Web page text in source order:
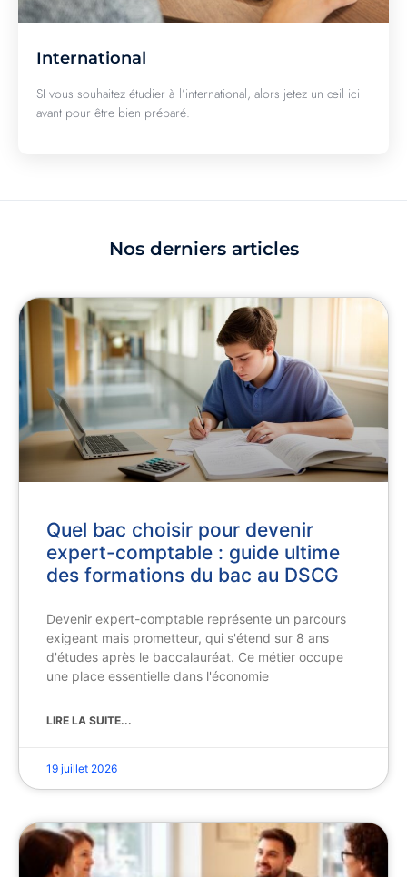
International
SI vous souhaitez étudier à l’international, alors jetez un œil ici
avant pour être bien préparé.
Nos derniers articles
Quel bac choisir pour devenir
expert-comptable : guide ultime
des formations du bac au DSCG
Devenir expert-comptable représente un parcours
exigeant mais prometteur, qui s'étend sur 8 ans
d'études après le baccalauréat. Ce métier occupe
une place essentielle dans l'économie
LIRE LA SUITE...
19 juillet 2026